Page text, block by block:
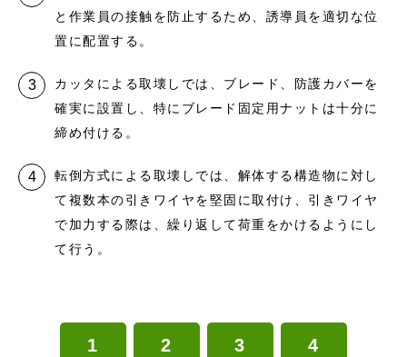
と作業員の接触を防止するため、誘導員を適切な位
置に配置する。
カッタによる取壊しでは、ブレード、防護カバーを
確実に設置し、特にブレード固定用ナットは十分に
締め付ける。
転倒方式による取壊しでは、解体する構造物に対し
て複数本の引きワイヤを堅固に取付け、引きワイヤ
で加力する際は、繰り返して荷重をかけるようにし
て行う。
1 2 3 4